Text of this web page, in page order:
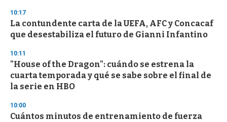
d
s
10:17
La contundente carta de la UEFA, AFC y Concacaf
que desestabiliza el futuro de Gianni Infantino
10:11
"House of the Dragon": cuándo se estrena la
cuarta temporada y qué se sabe sobre el final de
la serie en HBO
10:00
Cuántos minutos de entrenamiento de fuerza